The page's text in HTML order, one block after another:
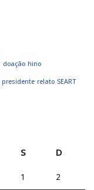
doação hino
presidente relato SEART
S D
1 2